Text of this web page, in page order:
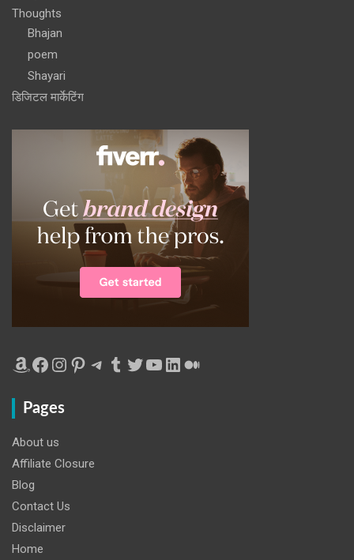
Thoughts
Bhajan
poem
Shayari
डिजिटल मार्केटिंग
Amazon
Facebook
Instagram
Pinterest
Telegram
Tumblr
Twitter
YouTube
LinkedIn
Medium
Pages
About us
Affiliate Closure
Blog
Contact Us
Disclaimer
Home